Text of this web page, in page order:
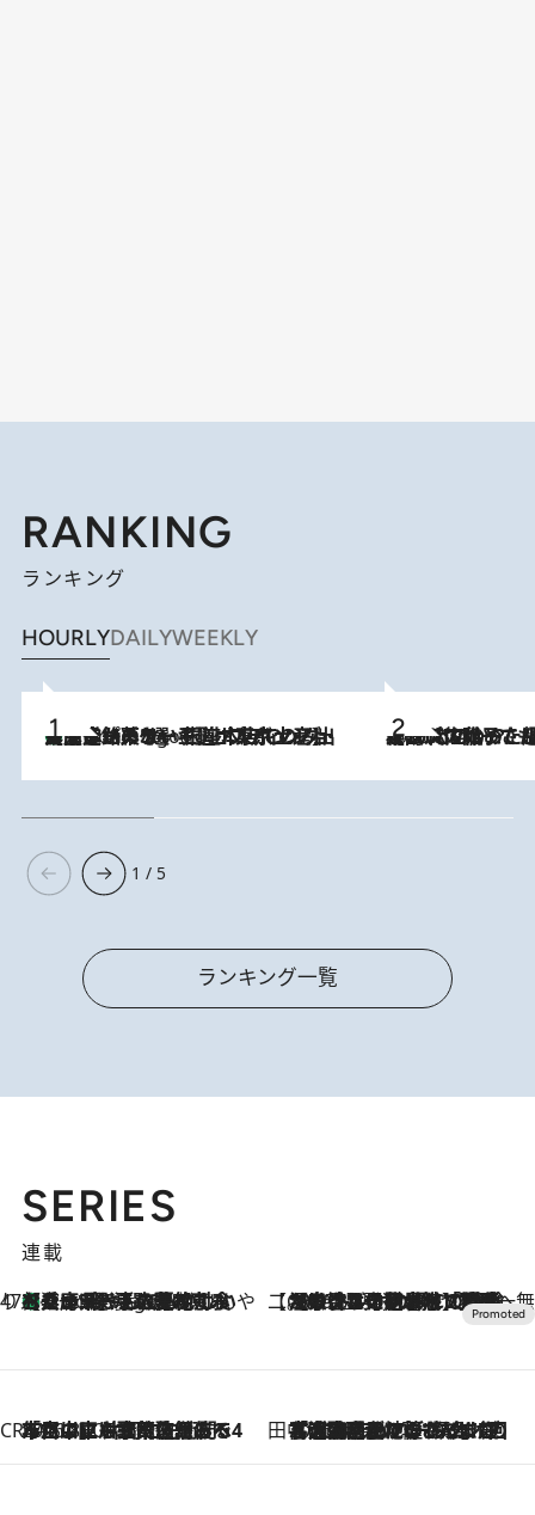
RANKING
ランキング
HOURLYDAILYWEEKLY
4 Hours Ago
【間違いのない王道・東京土産】資生堂パーラー 銀座本店でのみ出会える銘菓5選《極上プディング・濃厚チーズケーキ・ボンボンショコラほか》 2026.8.5
【阿川佐和子さんの年とる力】なぜ70代で始めた趣味は“こんなに楽しい”のか？ ピアノ、俳句…スランプに陥っても続けられる“ある秘訣”とは
1 / 5
ランキング一覧
SERIES
連載
47都道府県の手みやげ ひんやりスイーツで夏を満喫
4 Hours Ago
【兵庫県】この夏絶対食べたい 冷やしておいしいおやつ3選 淡路島の恵みをジェラートに集約 【CREA×星野リゾート】唯一無二。癒しと発見が待つ場所へ
2026.8.7
【トンボの足水浴】ヒノキの香りに包まれて涼感マックス！約13℃の湧水かけ流しを避暑地「星野温泉 トンボの湯」で体験
CREA'S CHOICE
2026.8.7
「立川にも歌舞伎があるんだよ」 片岡仁左衛門・市川中車ら豪華座組みで4年目の立川立飛歌舞伎へ 田中稲の勝手に再ブーム
2026.8.7
「湘南乃風に憧れて」観客大盛上がりの“タオル回し”に、ラッパー顔負けの高速歌唱まで…さだまさし（74）のアグレッシブすぎる現在地